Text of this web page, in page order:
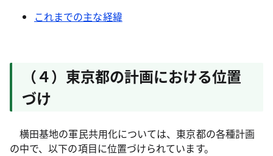
これまでの主な経緯
（４）東京都の計画における位置
づけ
横田基地の軍民共用化については、東京都の各種計画
の中で、以下の項目に位置づけられています。